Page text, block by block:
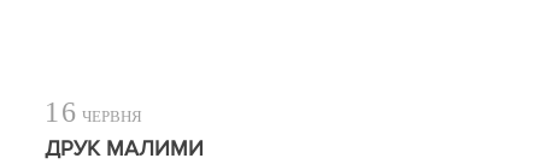
16 ЧЕРВНЯ
ДРУК МАЛИМИ